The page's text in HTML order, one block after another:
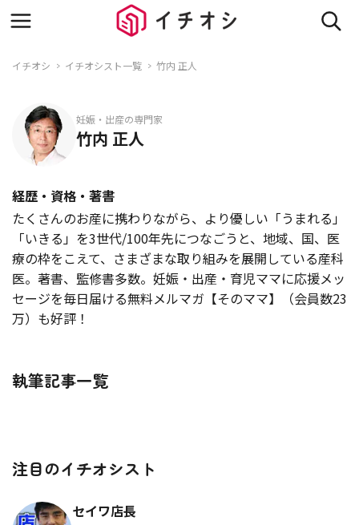
イチオシ イチオシスト一覧 竹内 正人
妊娠・出産の専門家
竹内 正人
経歴・資格・著書
たくさんのお産に携わりながら、より優しい「うまれる」
「いきる」を3世代/100年先につなごうと、地域、国、医
療の枠をこえて、さまざまな取り組みを展開している産科
医。著書、監修書多数。妊娠・出産・育児ママに応援メッ
セージを毎日届ける無料メルマガ【そのママ】（会員数23
万）も好評！
執筆記事一覧
注目のイチオシスト
セイワ店長